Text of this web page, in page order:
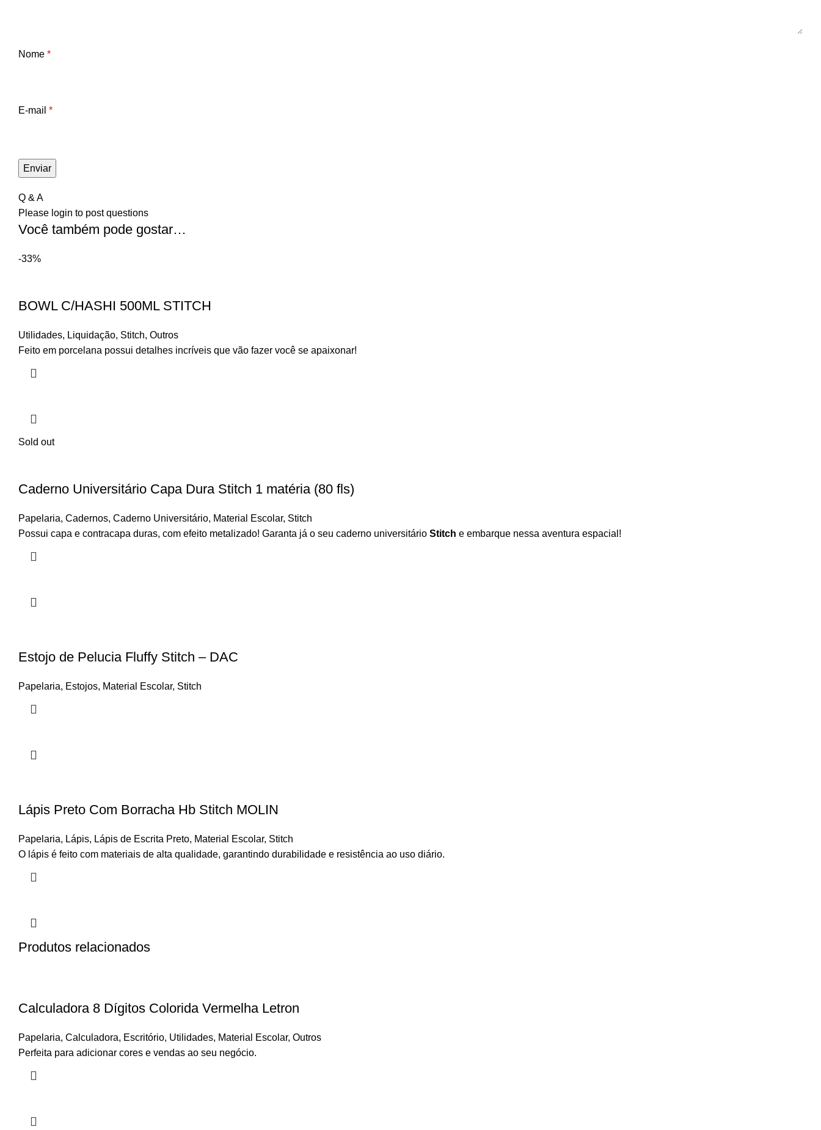
Nome *
E-mail *
Q & A
Please login to post questions
Você também pode gostar…
-33%
BOWL C/HASHI 500ML STITCH
Utilidades, Liquidação, Stitch, Outros
Feito em porcelana possui detalhes incríveis que vão fazer você se apaixonar!
Sold out
Caderno Universitário Capa Dura Stitch 1 matéria (80 fls)
Papelaria, Cadernos, Caderno Universitário, Material Escolar, Stitch
Possui capa e contracapa duras, com efeito metalizado! Garanta já o seu caderno universitário Stitch e embarque nessa aventura espacial!
Estojo de Pelucia Fluffy Stitch – DAC
Papelaria, Estojos, Material Escolar, Stitch
Lápis Preto Com Borracha Hb Stitch MOLIN
Papelaria, Lápis, Lápis de Escrita Preto, Material Escolar, Stitch
O lápis é feito com materiais de alta qualidade, garantindo durabilidade e resistência ao uso diário.
Produtos relacionados
Calculadora 8 Dígitos Colorida Vermelha Letron
Papelaria, Calculadora, Escritório, Utilidades, Material Escolar, Outros
Perfeita para adicionar cores e vendas ao seu negócio.